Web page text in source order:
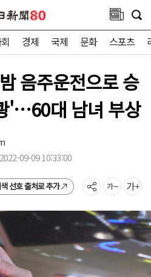
경제 국제 문화 스포츠
음주운전으로 승
'…60대 남녀 부상
09-09 10:33:00
선호 출처로 추가